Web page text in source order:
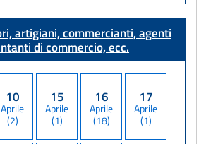
artigiani, commercianti, agenti
di commercio, ecc.
10
Aprile
(2)
15
Aprile
(1)
16
Aprile
(18)
17
Aprile
(1)